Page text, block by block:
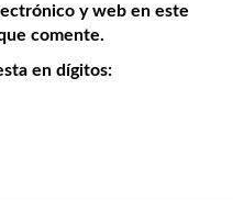
y web en este
comente.
en dígitos: